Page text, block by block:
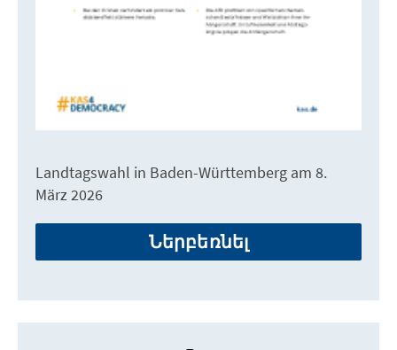
Landtagswahl in Baden-Württemberg am 8.
März 2026
Ներբեռնել